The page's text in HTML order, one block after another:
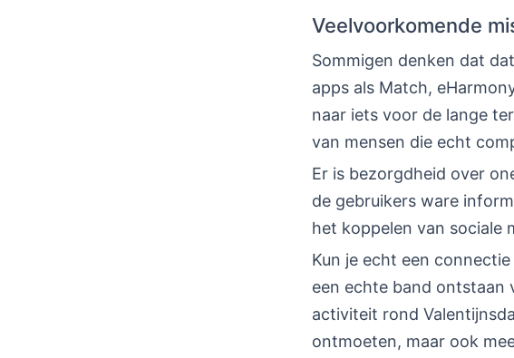
Veelvoorkomende
Sommigen denken dat
apps als Match,
naar iets voor de lange
van mensen die echt
Er is bezorgdheid over
de gebruikers ware
het koppelen van sociale
Kun je echt een
een echte band ontstaan
activiteit rond
ontmoeten, maar ook